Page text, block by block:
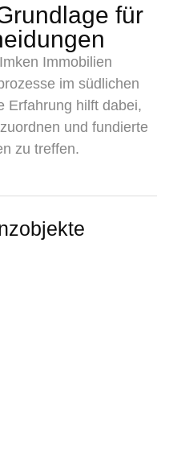
für
Immobilien
im südlichen
Erfahrung hilft dabei,
und fundierte
zu treffen.